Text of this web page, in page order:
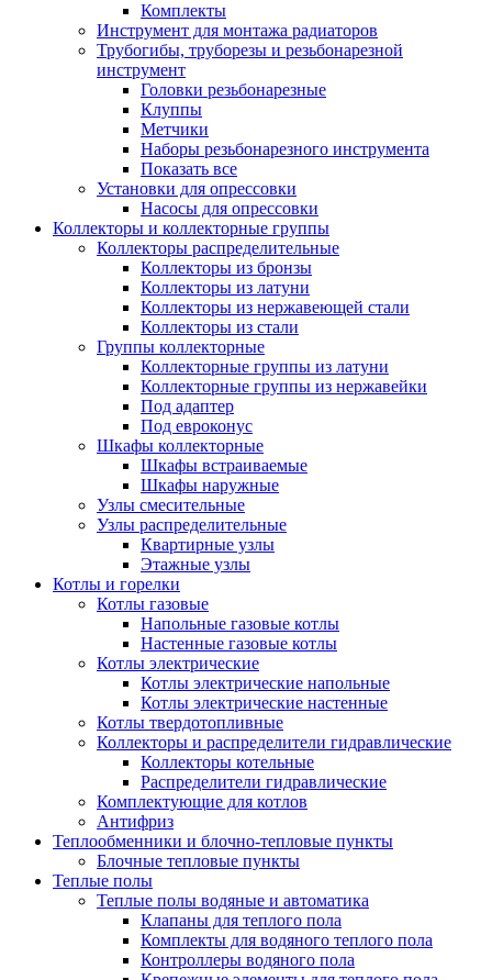
Комплекты
Инструмент для монтажа радиаторов
Трубогибы, труборезы и резьбонарезной
инструмент
Головки резьбонарезные
Клуппы
Метчики
Наборы резьбонарезного инструмента
Показать все
Установки для опрессовки
Насосы для опрессовки
Коллекторы и коллекторные группы
Коллекторы распределительные
Коллекторы из бронзы
Коллекторы из латуни
Коллекторы из нержавеющей стали
Коллекторы из стали
Группы коллекторные
Коллекторные группы из латуни
Коллекторные группы из нержавейки
Под адаптер
Под евроконус
Шкафы коллекторные
Шкафы встраиваемые
Шкафы наружные
Узлы смесительные
Узлы распределительные
Квартирные узлы
Этажные узлы
Котлы и горелки
Котлы газовые
Напольные газовые котлы
Настенные газовые котлы
Котлы электрические
Котлы электрические напольные
Котлы электрические настенные
Котлы твердотопливные
Коллекторы и распределители гидравлические
Коллекторы котельные
Распределители гидравлические
Комплектующие для котлов
Антифриз
Теплообменники и блочно-тепловые пункты
Блочные тепловые пункты
Теплые полы
Теплые полы водяные и автоматика
Клапаны для теплого пола
Комплекты для водяного теплого пола
Контроллеры водяного пола